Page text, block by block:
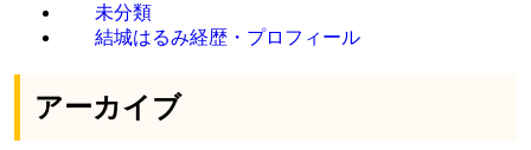
未分類
結城はるみ経歴・プロフィール
アーカイブ